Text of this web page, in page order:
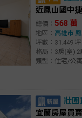
近鳳山國中
總價： 568 萬
地區： 高雄市
坪數：31.449 坪
格局：3房(室) 2
類型：住宅/公寓
壯圍
宜蘭房屋買